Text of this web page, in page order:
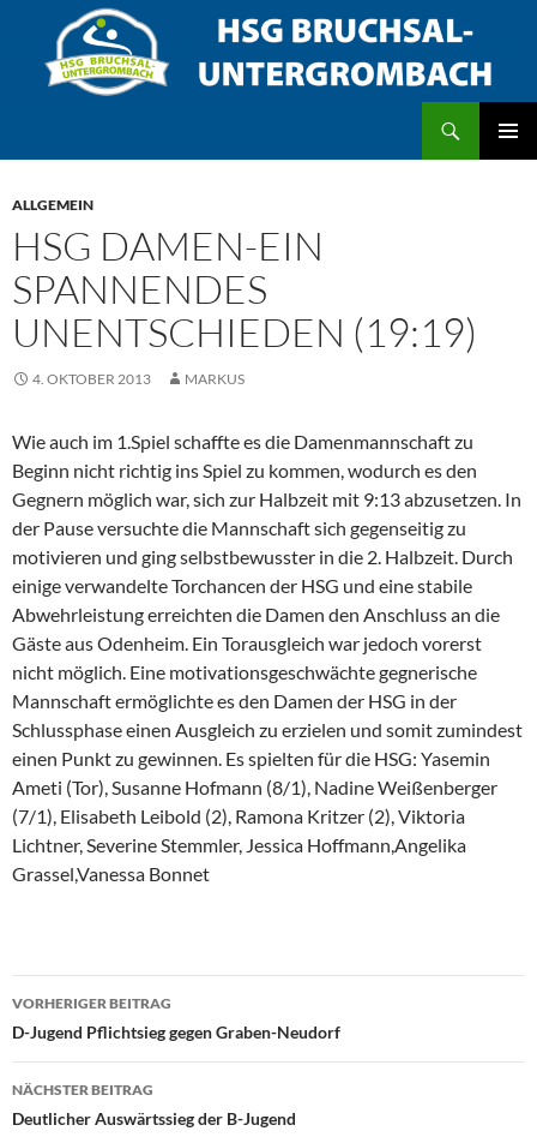
springen
ALLGEMEIN
HSG DAMEN-EIN
SPANNENDES
UNENTSCHIEDEN (19:19)
4. OKTOBER 2013 MARKUS
Wie auch im 1.Spiel schaffte es die Damenmannschaft zu
Beginn nicht richtig ins Spiel zu kommen, wodurch es den
Gegnern möglich war, sich zur Halbzeit mit 9:13 abzusetzen. In
der Pause versuchte die Mannschaft sich gegenseitig zu
motivieren und ging selbstbewusster in die 2. Halbzeit. Durch
einige verwandelte Torchancen der HSG und eine stabile
Abwehrleistung erreichten die Damen den Anschluss an die
Gäste aus Odenheim. Ein Torausgleich war jedoch vorerst
nicht möglich. Eine motivationsgeschwächte gegnerische
Mannschaft ermöglichte es den Damen der HSG in der
Schlussphase einen Ausgleich zu erzielen und somit zumindest
einen Punkt zu gewinnen. Es spielten für die HSG: Yasemin
Ameti (Tor), Susanne Hofmann (8/1), Nadine Weißenberger
(7/1), Elisabeth Leibold (2), Ramona Kritzer (2), Viktoria
Lichtner, Severine Stemmler, Jessica Hoffmann,Angelika
Grassel,Vanessa Bonnet
Beitragsnavigation
VORHERIGER BEITRAG
D-Jugend Pflichtsieg gegen Graben-Neudorf
NÄCHSTER BEITRAG
Deutlicher Auswärtssieg der B-Jugend